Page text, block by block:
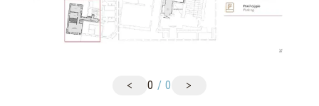
< 0 /0 >